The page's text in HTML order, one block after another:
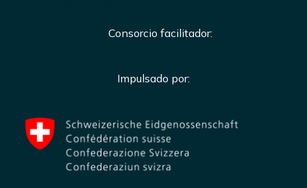
Consorcio facilitador:
Impulsado por: